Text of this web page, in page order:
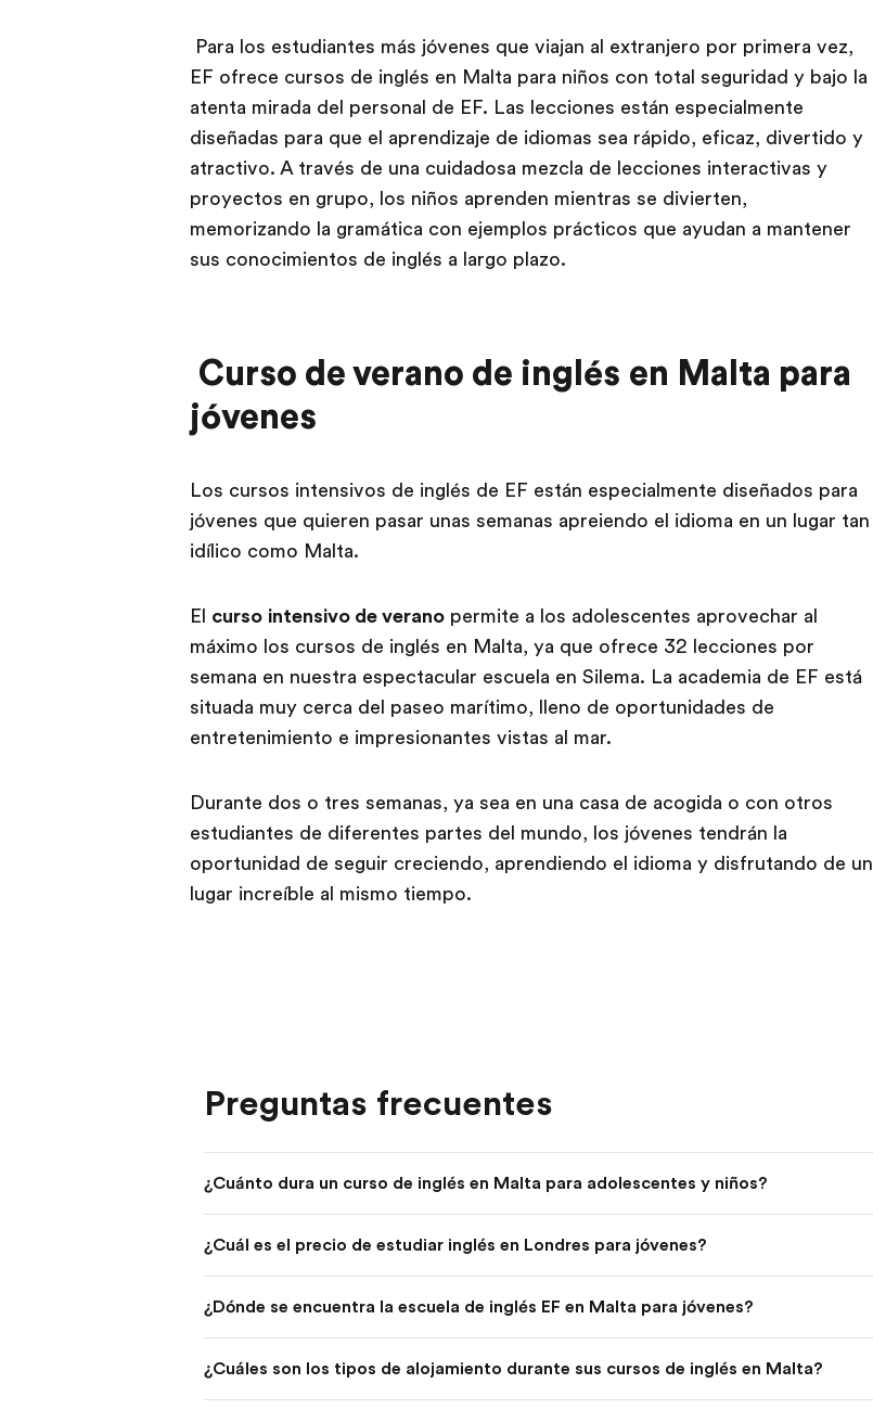
Para los estudiantes más jóvenes que viajan al extranjero por primera vez,
EF ofrece cursos de inglés en Malta para niños con total seguridad y bajo la
atenta mirada del personal de EF. Las lecciones están especialmente
diseñadas para que el aprendizaje de idiomas sea rápido, eficaz, divertido y
atractivo. A través de una cuidadosa mezcla de lecciones interactivas y
proyectos en grupo, los niños aprenden mientras se divierten,
memorizando la gramática con ejemplos prácticos que ayudan a mantener
sus conocimientos de inglés a largo plazo.
Curso de verano de inglés en Malta para
jóvenes
Los cursos intensivos de inglés de EF están especialmente diseñados para
jóvenes que quieren pasar unas semanas apreiendo el idioma en un lugar tan
idílico como Malta.
El curso intensivo de veranopermite a los adolescentes aprovechar al
máximo los cursos de inglés en Malta, ya que ofrece 32 lecciones por
semana en nuestra espectacular escuela en Silema. La academia de EF está
situada muy cerca del paseo marítimo, lleno de oportunidades de
entretenimiento e impresionantes vistas al mar.
Durante dos o tres semanas, ya sea en una casa de acogida o con otros
estudiantes de diferentes partes del mundo, los jóvenes tendrán la
oportunidad de seguir creciendo, aprendiendo el idioma y disfrutando de un
lugar increíble al mismo tiempo.
Preguntas frecuentes
¿Cuánto dura un curso de inglés en Malta para adolescentes y niños?
¿Cuál es el precio de estudiar inglés en Londres para jóvenes?
¿Dónde se encuentra la escuela de inglés EF en Malta para jóvenes?
¿Cuáles son los tipos de alojamiento durante sus cursos de inglés en Malta?